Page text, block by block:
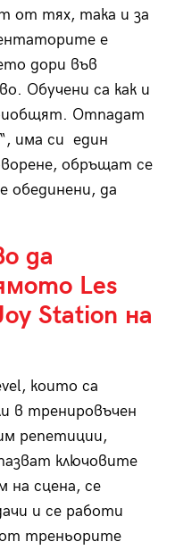
от тях, така и за
е
дори във
Обучени са как и
Отпадат
има си един
обръщат се
обединени, да
да
Les
Station на
които са
в тренировъчен
репетиции,
ключовите
на сцена, се
и се работи
от треньорите